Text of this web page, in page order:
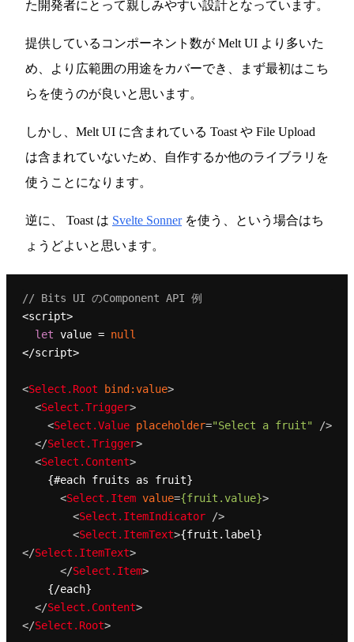
た開発者にとって親しみやすい設計となっています。
提供しているコンポーネント数が Melt UI より多いた
め、より広範囲の用途をカバーでき、まず最初はこち
らを使うのが良いと思います。
しかし、Melt UI に含まれている Toast や File Upload
は含まれていないため、自作するか他のライブラリを
使うことになります。
逆に、 Toast は Svelte Sonnerを使う、という場合はち
ょうどよいと思います。
// Bits UI のComponent API 例
<script>
let value = null
</script>
<Select.Root bind:value>
<Select.Trigger>
<Select.Value placeholder="Select a fruit" />
</Select.Trigger>
<Select.Content>
<Select.Item value={fruit.value}>
<Select.ItemIndicator />
<Select.ItemText>{fruit.label}
</Select.ItemText>
</Select.Item>
</Select.Content>
</Select.Root>